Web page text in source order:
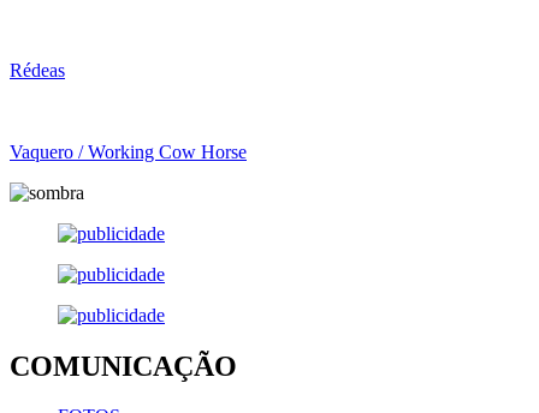
Rédeas
Vaquero / Working Cow Horse
COMUNICAÇÃO